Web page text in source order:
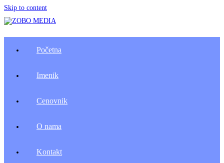
Skip to content
Početna
Imenik
Cenovnik
O nama
Kontakt